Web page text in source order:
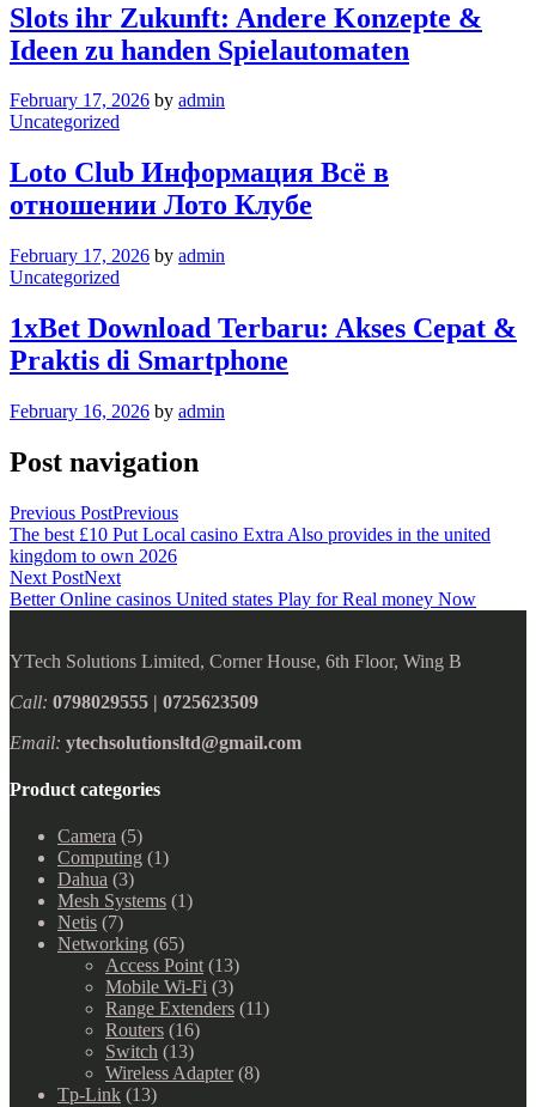
Slots ihr Zukunft: Andere Konzepte &
Ideen zu handen Spielautomaten
February 17, 2026 by admin
Uncategorized
Loto Club Информация Всё в
отношении Лото Клубе
February 17, 2026 by admin
Uncategorized
1xBet Download Terbaru: Akses Cepat &
Praktis di Smartphone
February 16, 2026 by admin
Post navigation
Previous PostPrevious
The best £10 Put Local casino Extra Also provides in the united
kingdom to own 2026
Next PostNext
Better Online casinos United states Play for Real money Now
YTech Solutions Limited, Corner House, 6th Floor, Wing B
Call: 0798029555 | 0725623509
Email: ytechsolutionsltd@gmail.com
Product categories
Camera (5)
Computing (1)
Dahua (3)
Mesh Systems (1)
Netis (7)
Networking (65)
Access Point (13)
Mobile Wi-Fi (3)
Range Extenders (11)
Routers (16)
Switch (13)
Wireless Adapter (8)
Tp-Link (13)